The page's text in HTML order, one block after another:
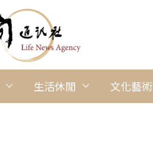
生活休閒 文化藝術